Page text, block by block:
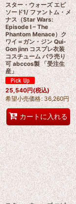
スター・ウォーズ エピ
ソード1/ ファントム・メ
ナス（Star Wars:
Episode I – The
Phantom Menace）ク
ワイ＝ガン・ジン Qui-
Gon jinn コスプレ衣装
コスチューム バラ売り
可 abccos製 「受注生
産」
25,540円(税込)
希望小売価格: 36,260円
カートに入れる